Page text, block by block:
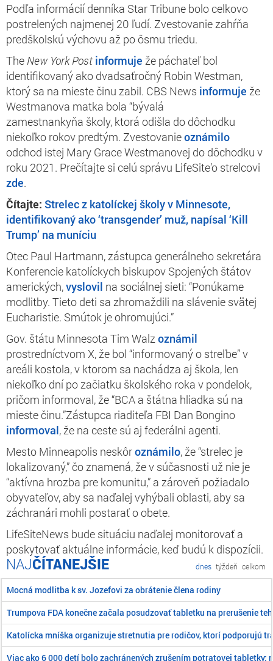
Podľa informácií denníka Star Tribune bolo celkovo
postrelených najmenej 20 ľudí. Zvestovanie zahŕňa
predškolskú výchovu až po ôsmu triedu.
The New York Post informuje že páchateľ bol
identifikovaný ako dvadsaťročný Robin Westman,
ktorý sa na mieste činu zabil. CBS News informuje že
Westmanova matka bola “bývalá
zamestnankyňa školy, ktorá odišla do dôchodku
niekoľko rokov predtým. Zvestovanieoznámilo
odchod istej Mary Grace Westmanovej do dôchodku v
roku 2021. Prečítajte si celú správu LifeSite’o strelcovi
zde.
Čítajte: Strelec z katolíckej školy v Minnesote,
identifikovaný ako ‘transgender’ muž, napísal ‘Kill
Trump’ na muníciu
Otec Paul Hartmann, zástupca generálneho sekretára
Konferencie katolíckych biskupov Spojených štátov
amerických,vyslovil na sociálnej sieti: “Ponúkame
modlitby. Tieto deti sa zhromaždili na slávenie svätej
Eucharistie. Smútok je ohromujúci.”
Gov. štátu Minnesota Tim Walzoznámil
prostredníctvom X, že bol “informovaný o streľbe” v
areáli kostola, v ktorom sa nachádza aj škola, len
niekoľko dní po začiatku školského roka v pondelok,
pričom informoval, že “BCA a štátna hliadka sú na
mieste činu.”Zástupca riaditeľa FBI Dan Bongino
informoval, že na ceste sú aj federálni agenti.
Mesto Minneapolis neskôroznámilo, že “strelec je
lokalizovaný,” čo znamená, že v súčasnosti už nie je
“aktívna hrozba pre komunitu,” a zároveň požiadalo
obyvateľov, aby sa naďalej vyhýbali oblasti, aby sa
záchranári mohli postarať o obete.
LifeSiteNews bude situáciu naďalej monitorovať a
poskytovať aktuálne informácie, keď budú k dispozícii.
ČÍTANEJŠIE dnes týždeň celkom
Mocná modlitba k sv. Jozefovi za obrátenie člena rodiny
Trumpova FDA konečne začala posudzovať tabletku na prerušenie
Katolícka mníška organizuje stretnutia pre rodičov, ktorí podporujú
Viac ako 6 000 detí bolo zachránených zrušením potratovej tabletky: